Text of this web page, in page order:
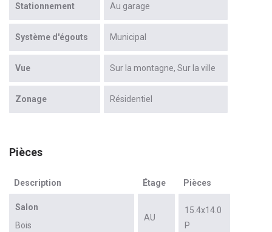
Stationnement Au garage
Système d'égouts Municipal
Vue Sur la montagne Sur la ville
Zonage Résidentiel
Pièces
Description Étage Pièces
Salon
Bois
AU
15.4x14.0
P